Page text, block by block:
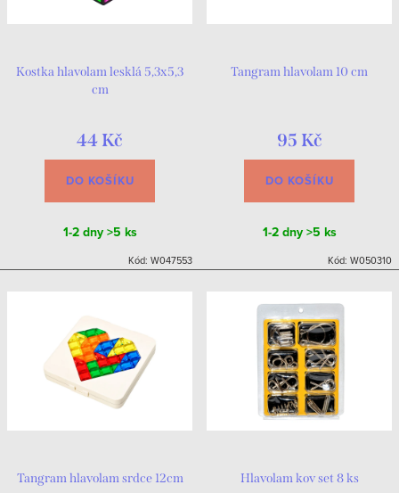
Kostka hlavolam lesklá 5,3x5,3
cm
44 Kč
DO KOŠÍKU
1-2 dny>5 ks
Kód: W047553
Tangram hlavolam 10 cm
95 Kč
DO KOŠÍKU
1-2 dny>5 ks
Kód: W050310
Tangram hlavolam srdce 12cm Hlavolam kov set 8 ks